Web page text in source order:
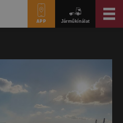
APP Járműkínálat